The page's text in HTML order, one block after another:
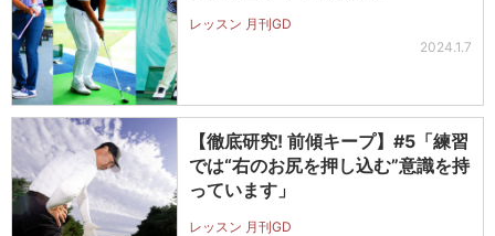
レッスン 月刊GD
2024.1.7
【徹底研究! 前傾キープ】#5「練習
では“右のお尻を押し込む”意識を持
っています」
レッスン 月刊GD